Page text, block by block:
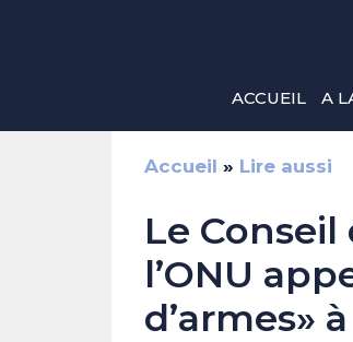
ACCUEIL A
Accueil » Lire aussi
Le
l’ONU
d’armes»